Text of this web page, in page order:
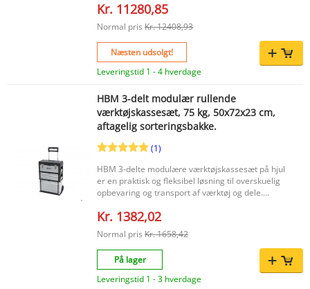
wheels and handles 183 x 48 x 76 cm.
x 8 cm. |Dimensions of the right 4th drawer 41.5
x 39 x 15 cm. |Dimensions of the right 5th
drawer 41.5 x 39 x 23 cm. |Dimensions of the
Left 3 top drawers 41.5 x 39 x 8 cm. |Dimensions
of the Left 4th drawer 41.5 x 39 x 15 cm.
23 cm. |Wheel diameter 150 mm. |Maximum
capacity of the wheels 175 Kg. Per wiel. ( Totaal
700 Kg. ) |Own weight 195 Kg. |
Kr. 11280,85
Normal pris Kr. 12408,93
Næsten udsolgt!
Leveringstid 1 - 4 hverdage
HBM 3-delt modulær rullende
værktøjskassesæt, 75 kg, 50x72x23 cm,
aftagelig sorteringsbakke.
(1)
HBM 3-delte modulære værktøjskassesæt på hjul
er en praktisk og fleksibel løsning til overskuelig
opbevaring og transport af værktøj og dele.
de tre kasser hver for sig eller kombinere dem,
arbejdsopgaver. Den rullende trolley gør det
desuden betydeligt lettere at flytte rundt på dem,
både i værkstedet og på stedet. Vigtigste fordele
Modulært 3-delt værktøjskassesæt til fleksibel
Kr. 1382,02
Normal pris Kr. 1658,42
På lager
Leveringstid 1 - 3 hverdage